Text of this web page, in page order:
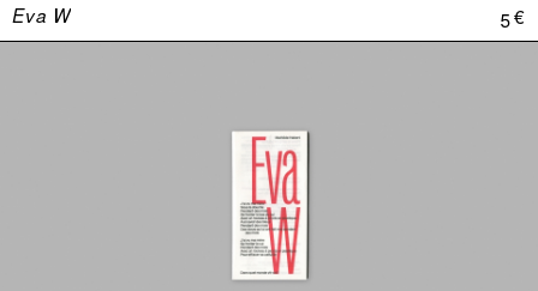
Eva W 5 €